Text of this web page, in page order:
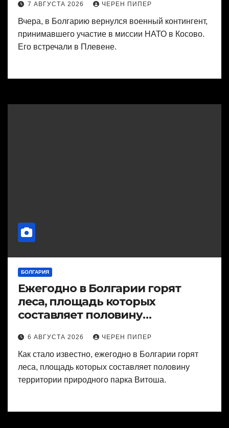
7 АВГУСТА 2026 ЧЕРЕН ПИПЕР
Вчера, в Болгарию вернулся военный контингент,
принимавшего участие в миссии НАТО в Косово.
Его встречали в Плевене.
БОЛГАРИЯ
Ежегодно в Болгарии горят
леса, площадь которых
составляет половину
Витоша.
6 АВГУСТА 2026 ЧЕРЕН ПИПЕР
Как стало известно, ежегодно в Болгарии горят
леса, площадь которых составляет половину
территории природного парка Витоша.